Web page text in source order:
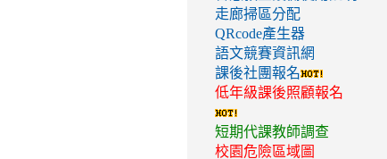
走廊掃區分配
QRcode產生器
語文競賽資訊網
課後社團報名
低年級課後照顧報名
短期代課教師調查
校園危險區域圖